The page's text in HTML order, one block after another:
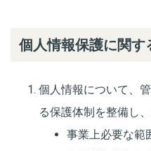
個人情報保護に関す
個人情報について、
る保護体制を整備し
事業上必要な範